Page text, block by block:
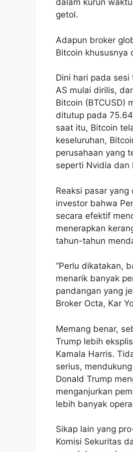
dalam kurun
getol.
Adapun broker
Bitcoin khususnya
Dini hari pada
AS mulai dirilis,
Bitcoin (BTCUSD)
ditutup pada
saat itu, Bitcoin
keseluruhan,
perusahaan yang
seperti Nvidia dan
Reaksi pasar
investor bahwa
secara efektif
menerapkan
tahun-tahun
“Perlu dikatakan,
menarik banyak
pandangan yang
Broker Octa, Kar
Memang benar,
Trump lebih
Kamala Harris.
serius,
Donald Trump
menganjurkan
lebih banyak
Sikap lain yang
Komisi Sekuritas